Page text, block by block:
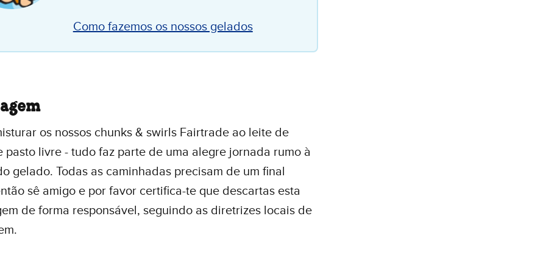
Como fazemos os nossos gelados
os nossos chunks & swirls Fairtrade ao leite de
pasto livre - tudo faz parte de uma alegre jornada rumo à
gelado. Todas as caminhadas precisam de um final
sê amigo e por favor certifica-te que descartas esta
de forma responsável, seguindo as diretrizes locais de